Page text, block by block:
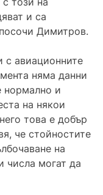
и са
Димитров.
с авиационните
няма данни
нормално и
на някои
това е добър
че стойностите
на
числа могат да